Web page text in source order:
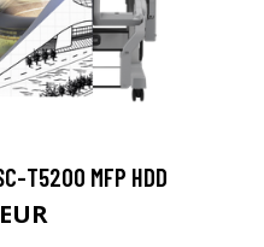
T5200 MFP HDD